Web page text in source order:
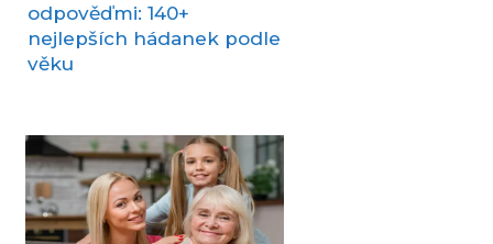
odpověďmi: 140+
nejlepších hádanek podle
věku